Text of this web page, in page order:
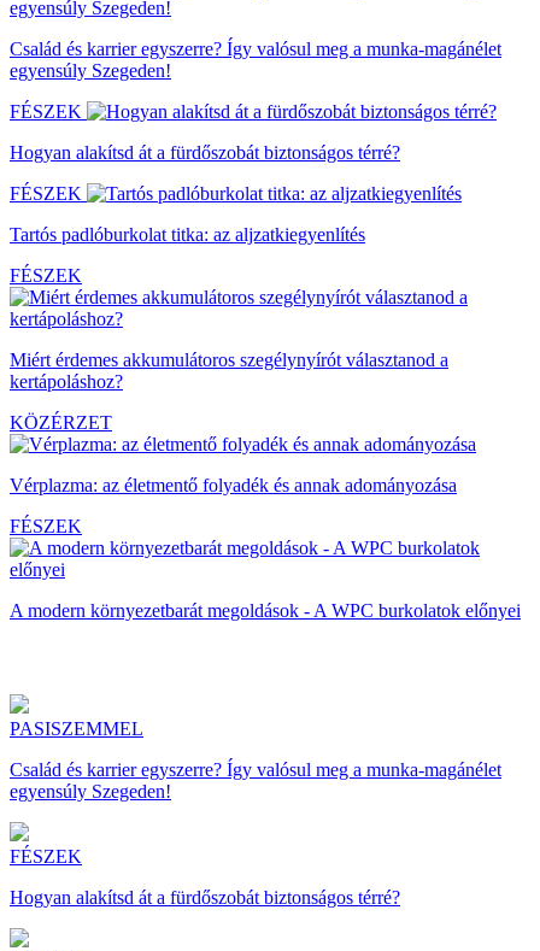
Család és karrier egyszerre? Így valósul meg a munka-magánélet
egyensúly Szegeden!
FÉSZEK
Hogyan alakítsd át a fürdőszobát biztonságos térré?
FÉSZEK
Tartós padlóburkolat titka: az aljzatkiegyenlítés
FÉSZEK
Miért érdemes akkumulátoros szegélynyírót választanod a
kertápoláshoz?
KÖZÉRZET
Vérplazma: az életmentő folyadék és annak adományozása
FÉSZEK
A modern környezetbarát megoldások - A WPC burkolatok előnyei
PASISZEMMEL
Család és karrier egyszerre? Így valósul meg a munka-magánélet
egyensúly Szegeden!
FÉSZEK
Hogyan alakítsd át a fürdőszobát biztonságos térré?